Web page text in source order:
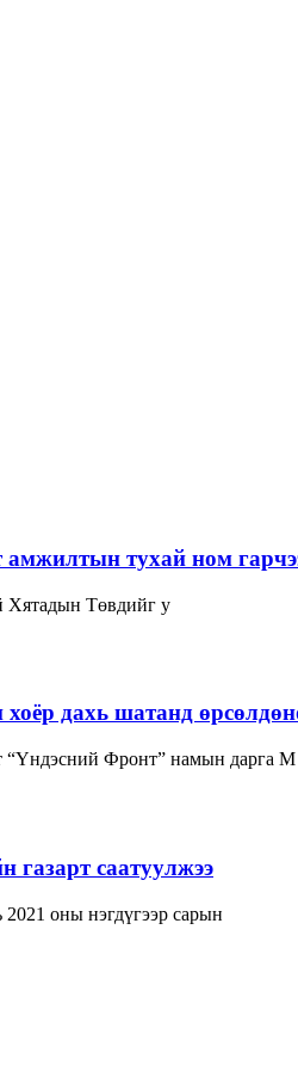
тухай ном
Хятадын Төвдийг у
дахь шатанд
“Үндэсний Фронт” намын дарга М
саатуулжээ
оны нэгдүгээр сарын